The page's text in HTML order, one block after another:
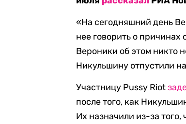
«На сегодняшний день
нее говорить о причинах
Вероники об этом никто
Никульшину отпустили
Участницу Pussy Riot
после того, как
Их назначили из-за